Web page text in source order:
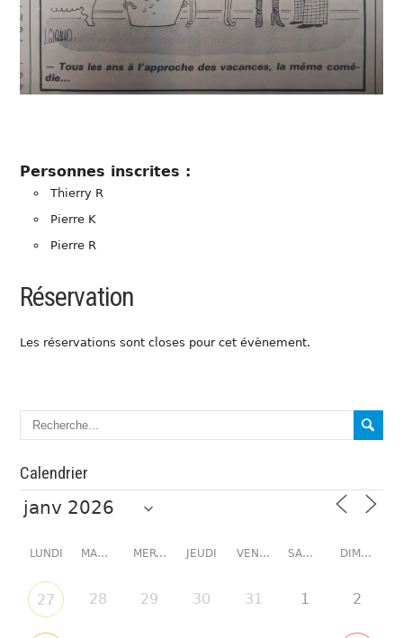
Personnes inscrites :
Thierry R
Pierre K
Pierre R
Réservation
Les réservations sont closes pour cet évènement.
Calendrier
LUNDI MARDI MERCREDI JEUDI VENDREDI SAMEDI DIMANCHE
27 28 29 30 31 1 2